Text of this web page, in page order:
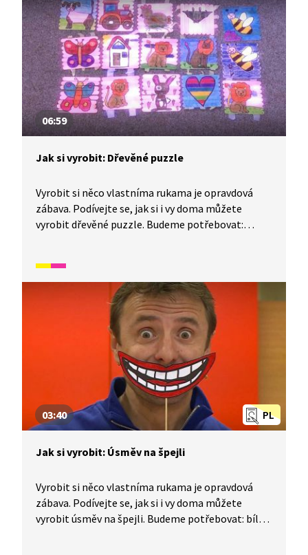
06:59
Jak si vyrobit: Dřevěné puzzle
Vyrobit si něco vlastníma rukama je opravdová
zábava. Podívejte se, jak si i vy doma můžete
vyrobit dřevěné puzzle. Budeme potřebovat:
PL
03:40
Jak si vyrobit: Úsměv na špejli
Vyrobit si něco vlastníma rukama je opravdová
zábava. Podívejte se, jak si i vy doma můžete
vyrobit úsměv na špejli. Budeme potřebovat: bílý